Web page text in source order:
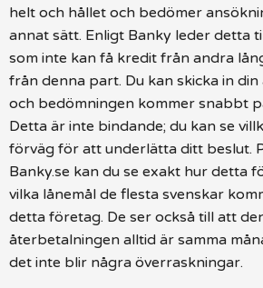
helt och hållet och bedömer
annat sätt. Enligt Banky leder detta
som inte kan få kredit från andra
från denna part. Du kan skicka in
och bedömningen kommer snabbt
Detta är inte bindande; du kan se
förväg för att underlätta ditt beslut.
Banky.se kan du se exakt hur detta
vilka lånemål de flesta svenskar
detta företag. De ser också till att
återbetalningen alltid är samma
det inte blir några överraskningar.